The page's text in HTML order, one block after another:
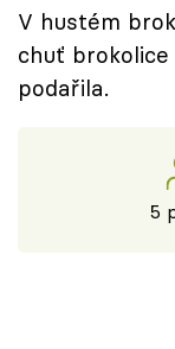
Sledujte
V hustém
chuť
podařila.
5